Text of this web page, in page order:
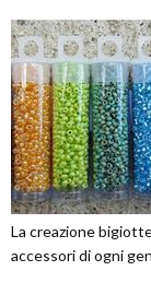
La creazione
accessori di ogni